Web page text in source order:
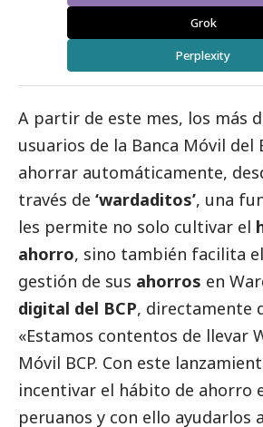
Grok
Perplexity
A partir de este mes, los más
usuarios de la Banca Móvil del
ahorrar automáticamente,
través de ‘wardaditos’, una
les permite no solo cultivar el
ahorro, sino también facilita
gestión de sus ahorros en
digital del BCP, directamente
«Estamos contentos de llevar
Móvil BCP. Con este
incentivar el hábito de ahorro
peruanos y con ello ayudarlos